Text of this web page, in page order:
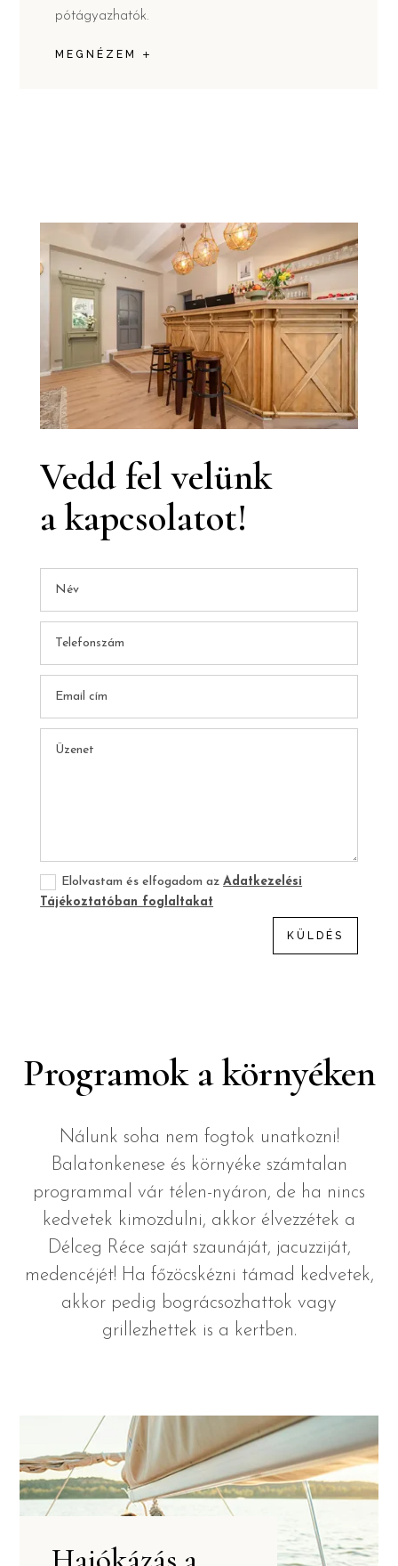
pótágyazhatók.
MEGNÉZEM
Vedd fel velünk
a kapcsolatot!
Elolvastam és elfogadom azAdatkezelési
Tájékoztatóban foglaltakat
KÜLDÉS
Programok a környéken
Nálunk soha nem fogtok unatkozni!
Balatonkenese és környéke számtalan
programmal vár télen-nyáron, de ha nincs
kedvetek kimozdulni, akkor élvezzétek a
Délceg Réce saját szaunáját, jacuzziját,
medencéjét! Ha főzöcskézni támad kedvetek,
akkor pedig bográcsozhattok vagy
grillezhettek is a kertben.